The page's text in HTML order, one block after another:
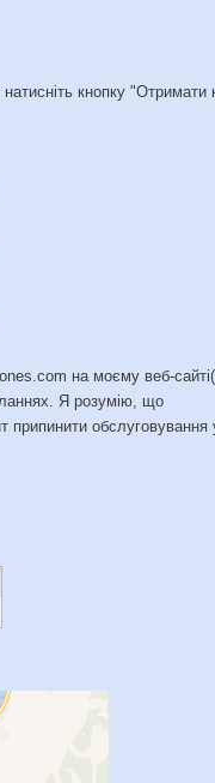
натисніть кнопку "Отримати
на моєму веб-
Я розумію, що
обслуговування